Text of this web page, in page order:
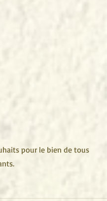
pour le bien de tous